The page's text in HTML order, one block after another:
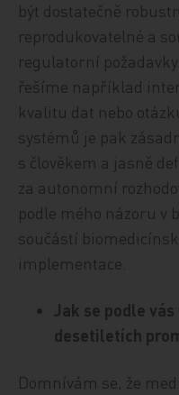
být dostatečně
reprodukovatelné a
regulatorní
řešíme například
kvalitu dat nebo
systémů je pak
s člověkem a jasně
za autonomní
podle mého názoru v
součástí
implementace.
Jak se podle
desetiletích
Domnívám se, že